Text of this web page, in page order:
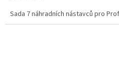
Sada 7 náhradních nástavců pro